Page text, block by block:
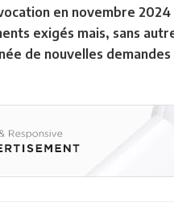
en novembre
exigés mais, sans
de nouvelles